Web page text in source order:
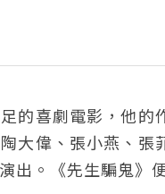
的喜劇電影，他
大偉、張小燕、
出。《先生騙鬼》